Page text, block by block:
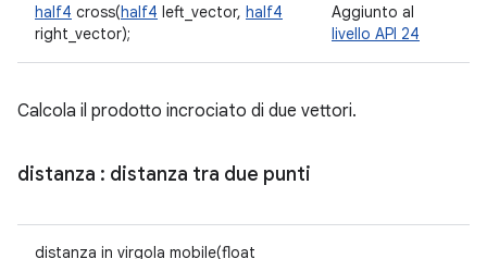
half4 cross(half4 left_vector, half4
right_vector);
Aggiunto al
livello API 24
Calcola il prodotto incrociato di due vettori.
distanza : distanza tra due punti
distanza in virgola mobile(float